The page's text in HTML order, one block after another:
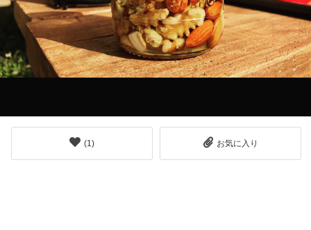
(1) お気に入り